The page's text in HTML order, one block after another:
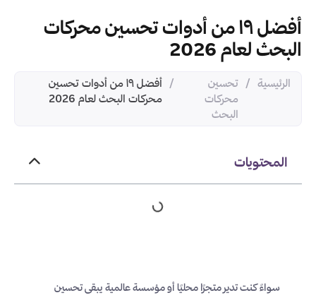
أفضل ١٩ من أدوات تحسين محركات
البحث لعام 2026
الرئيسية / تحسين
محركات
البحث
/
أفضل ١٩ من أدوات تحسين
محركات البحث لعام 2026
المحتويات
سواءً كنت تدير متجرًا محليًا أو مؤسسة عالمية يبقى تحسين